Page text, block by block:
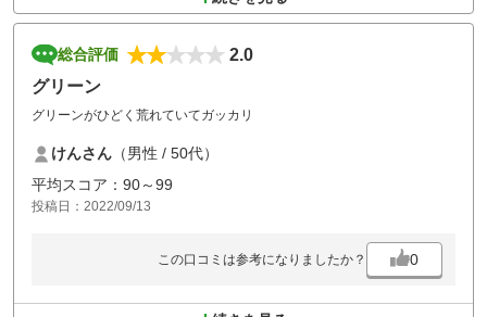
総合評価
2.0
グリーン
グリーンがひどく荒れていてガッカリ
けんさん （男性 / 50代）
平均スコア：90～99
投稿日：2022/09/13
この口コミは参考になりましたか？ 0